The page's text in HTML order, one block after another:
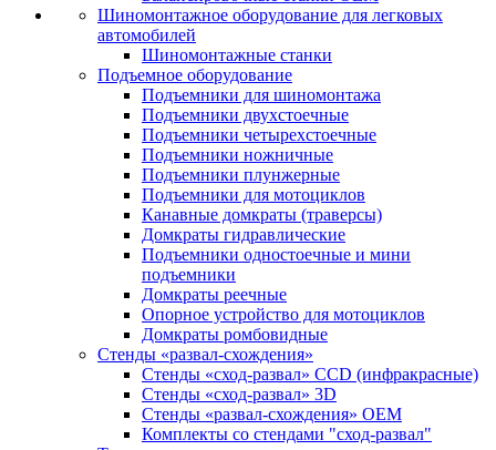
Шиномонтажное оборудование для легковых
автомобилей
Шиномонтажные станки
Подъемное оборудование
Подъемники для шиномонтажа
Подъемники двухстоечные
Подъемники четырехстоечные
Подъемники ножничные
Подъемники плунжерные
Подъемники для мотоциклов
Канавные домкраты (траверсы)
Домкраты гидравлические
Подъемники одностоечные и мини
подъемники
Домкраты реечные
Опорное устройство для мотоциклов
Домкраты ромбовидные
Стенды «развал-схождения»
Стенды «сход-развал» CCD (инфракрасные)
Стенды «сход-развал» 3D
Стенды «развал-схождения» ОЕМ
Комплекты со стендами "сход-развал"